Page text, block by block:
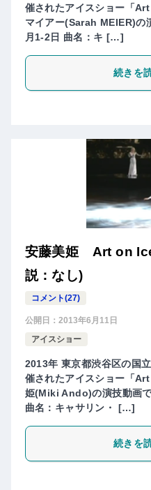
催されたアイスショー「
マイアー(Sarah MEIER)
月1-2日 曲名：キ […]
続きを
安藤美姫 Art on
説：なし)
コメント(27)
公開日： 2013年6月11日
アイスショー
2013年 東京都渋谷区の国
催されたアイスショー「
姫(Miki Ando)の演技動画
曲名：キャサリン・ […]
続きを